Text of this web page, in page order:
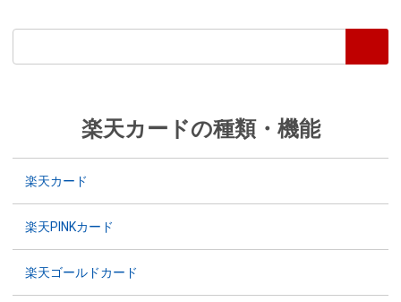
楽天カードの種類・機能
楽天カード
楽天PINKカード
楽天ゴールドカード